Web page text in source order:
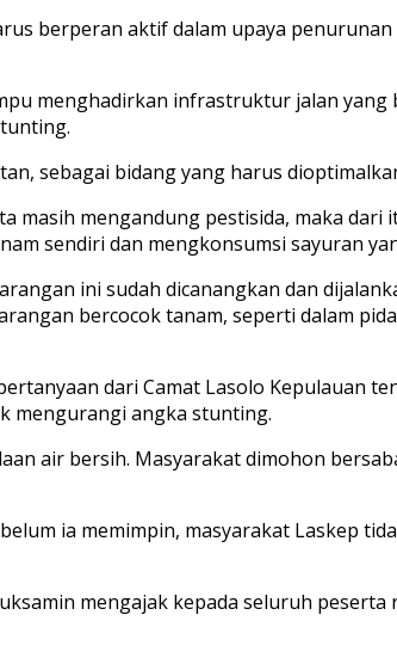
berperan aktif dalam upaya
menghadirkan infrastruktur jalan
sebagai bidang yang harus
masih mengandung pestisida, maka
sendiri dan mengkonsumsi sayuran
ini sudah dicanangkan dan
bercocok tanam, seperti dalam
dari Camat Lasolo Kepulauan
mengurangi angka stunting.
air bersih. Masyarakat dimohon
ia memimpin, masyarakat Laskep
mengajak kepada seluruh